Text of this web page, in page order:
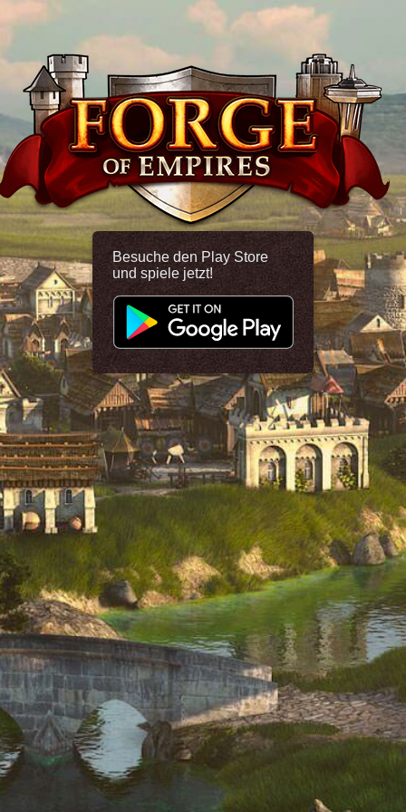
Besuche den Play Store
und spiele jetzt!